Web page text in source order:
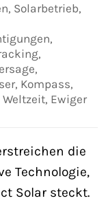
Solarbetrieb,
Kompass,
Ewiger
die
Technologie,
Solar steckt.